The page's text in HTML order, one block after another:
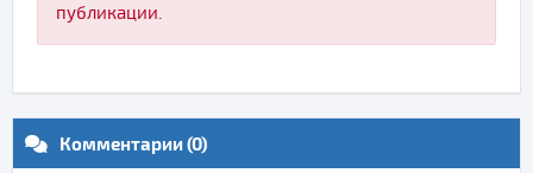
публикации.
Комментарии (0)